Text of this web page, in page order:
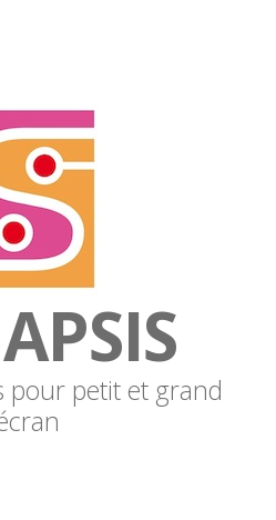
pour petit et grand